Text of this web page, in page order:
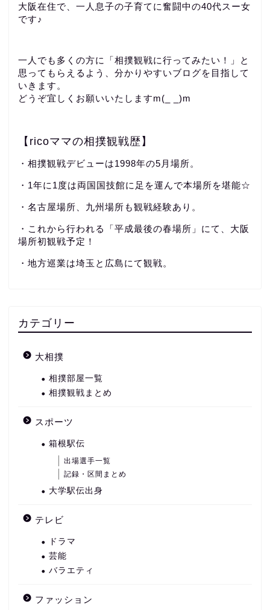
大阪在住で、一人息子の子育てに奮闘中の40代スー女
です♪
一人でも多くの方に「相撲観戦に行ってみたい！」と
思ってもらえるよう、分かりやすいブログを目指して
いきます。
どうぞ宜しくお願いいたしますm(_ _)m
【ricoママの相撲観戦歴】
・相撲観戦デビューは1998年の5月場所。
・1年に1度は両国国技館に足を運んで本場所を堪能☆
・名古屋場所、九州場所も観戦経験あり。
・これから行われる「平成最後の春場所」にて、大阪
場所初観戦予定！
・地方巡業は埼玉と広島にて観戦。
カテゴリー
大相撲
相撲部屋一覧
相撲観戦まとめ
スポーツ
箱根駅伝
出場選手一覧
記録・区間まとめ
大学駅伝出身
テレビ
ドラマ
芸能
バラエティ
ファッション